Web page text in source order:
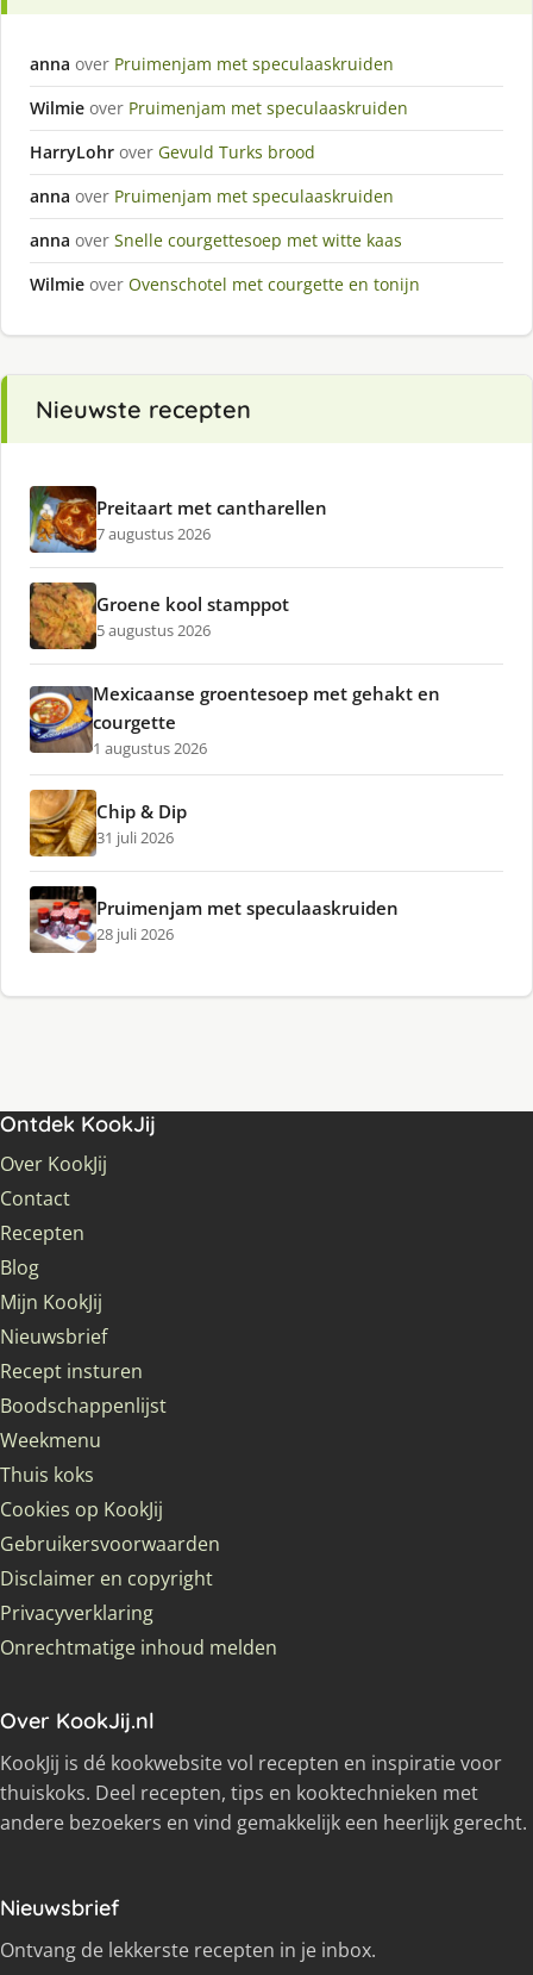
anna over Pruimenjam met speculaaskruiden
Wilmie over Pruimenjam met speculaaskruiden
HarryLohr over Gevuld Turks brood
anna over Pruimenjam met speculaaskruiden
anna over Snelle courgettesoep met witte kaas
Wilmie over Ovenschotel met courgette en tonijn
Nieuwste recepten
Preitaart met cantharellen
7 augustus 2026
Groene kool stamppot
5 augustus 2026
Mexicaanse groentesoep met gehakt en
courgette
1 augustus 2026
Chip & Dip
31 juli 2026
Pruimenjam met speculaaskruiden
28 juli 2026
Ontdek KookJij
Over KookJij
Contact
Recepten
Blog
Mijn KookJij
Nieuwsbrief
Recept insturen
Boodschappenlijst
Weekmenu
Thuis koks
Cookies op KookJij
Gebruikersvoorwaarden
Disclaimer en copyright
Privacyverklaring
Onrechtmatige inhoud melden
Over KookJij.nl
KookJij is dé kookwebsite vol recepten en inspiratie voor
thuiskoks. Deel recepten, tips en kooktechnieken met
andere bezoekers en vind gemakkelijk een heerlijk gerecht.
Nieuwsbrief
Ontvang de lekkerste recepten in je inbox.